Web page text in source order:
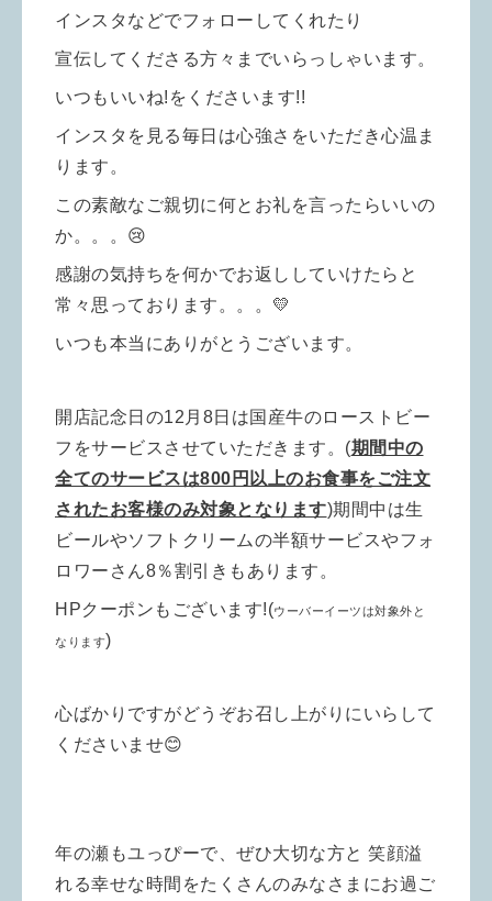
インスタなどでフォローしてくれたり
宣伝してくださる方々までいらっし ゃいます。
いつもいいね!をくださいます!!
インスタを見る毎日は心強さをいただき心温ま
ります。
この素敵なご親切に何とお礼を言ったらいいの
か。。。😢
感謝の気持ちを何かでお返ししていけたらと
常々思っております。。。💛
いつも本当にありがとうございます。
開店記念日の12月8日は国産牛のローストビー
フをサービスさせていただきます。 (期間中の
全てのサービスは800円以上のお食事をご注文
されたお客様のみ対象となります)期間中は生
ビールやソフトクリームの半額サービスやフォ
ロワーさん8％割引きもあります。
HPクーポンもございます!(ウーバーイーツは対象外と
なります)
心ばかりですがどうぞお召し上がりにいらして
くださいませ😊
年の瀬もユっぴーで、ぜひ大切な方と 笑顔溢
れる幸せな時間をたくさんのみなさまにお過ご